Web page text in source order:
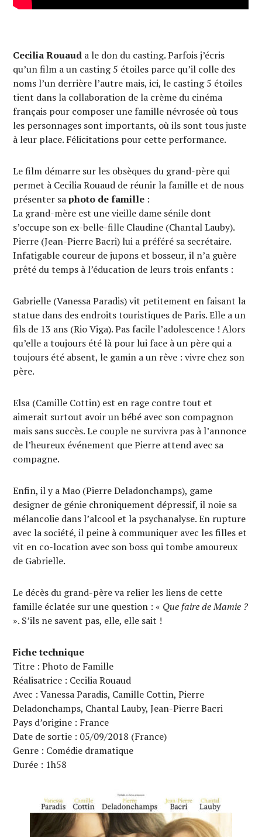
Cecilia Rouaud a le don du casting. Parfois j’écris
qu’un film a un casting 5 étoiles parce qu’il colle des
noms l’un derrière l’autre mais, ici, le casting 5 étoiles
tient dans la collaboration de la crème du cinéma
français pour composer une famille névrosée où tous
les personnages sont importants, où ils sont tous juste
à leur place. Félicitations pour cette performance.
Le film démarre sur les obsèques du grand-père qui
permet à Cecilia Rouaud de réunir la famille et de nous
présenter saphoto de famille :
La grand-mère est une vieille dame sénile dont
s’occupe son ex-belle-fille Claudine (Chantal Lauby).
Pierre (Jean-Pierre Bacri) lui a préféré sa secrétaire.
Infatigable coureur de jupons et bosseur, il n’a guère
prêté du temps à l’éducation de leurs trois enfants :
Gabrielle (Vanessa Paradis) vit petitement en faisant la
statue dans des endroits touristiques de Paris. Elle a un
fils de 13 ans (Rio Viga). Pas facile l’adolescence ! Alors
qu’elle a toujours été là pour lui face à un père qui a
toujours été absent, le gamin a un rêve : vivre chez son
père.
Elsa (Camille Cottin) est en rage contre tout et
aimerait surtout avoir un bébé avec son compagnon
mais sans succès. Le couple ne survivra pas à l’annonce
de l’heureux événement que Pierre attend avec sa
compagne.
Enfin, il y a Mao (Pierre Deladonchamps), game
designer de génie chroniquement dépressif, il noie sa
mélancolie dans l’alcool et la psychanalyse. En rupture
avec la société, il peine à communiquer avec les filles et
vit en co-location avec son boss qui tombe amoureux
de Gabrielle.
Le décès du grand-père va relier les liens de cette
famille éclatée sur une question : « Que faire de Mamie ?
». S’ils ne savent pas, elle, elle sait !
Fiche technique
Titre : Photo de Famille
Réalisatrice : Cecilia Rouaud
Avec : Vanessa Paradis, Camille Cottin, Pierre
Deladonchamps, Chantal Lauby, Jean-Pierre Bacri
Pays d’origine : France
Date de sortie : 05/09/2018 (France)
Genre : Comédie dramatique
Durée : 1h58